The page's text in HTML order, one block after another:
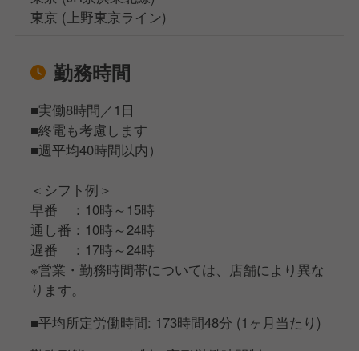
東京 (上野東京ライン)
勤務時間
■実働8時間／1日
■終電も考慮します
■週平均40時間以内）
＜シフト例＞
早番 ：10時～15時
通し番：10時～24時
遅番 ：17時～24時
※営業・勤務時間帯については、店舗により異な
ります。
■平均所定労働時間: 173時間48分 (1ヶ月当たり)